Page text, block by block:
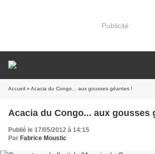
Publicité
Accueil » Acacia du Congo... aux gousses géantes !
Acacia du Congo... aux gousses
Publié le 17/05/2012 à 14:15
Par Fabrice Moustic